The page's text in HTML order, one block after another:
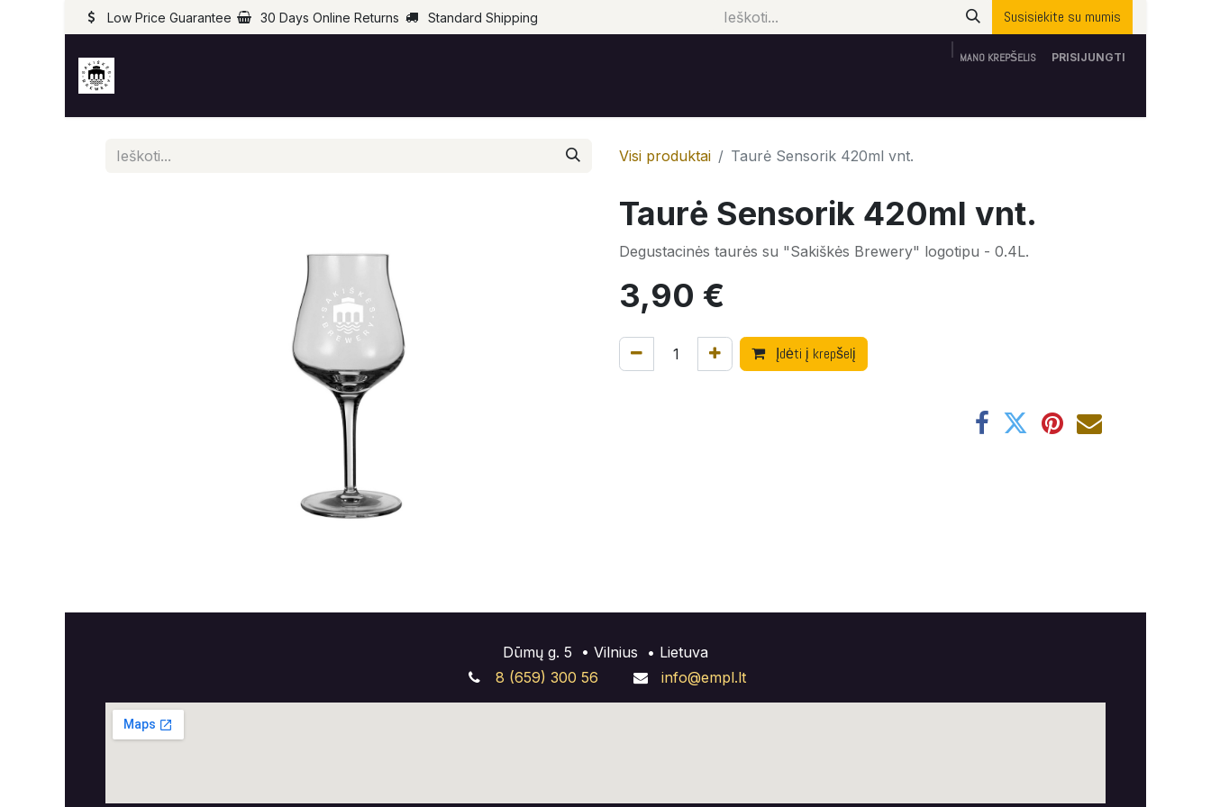
Low Price Guarantee 30 Days Online Returns Standard Shipping Susisiekite su mumis
MANO KREPŠELIS PRISIJUNGTI
Visi produktai Taurė Sensorik 420ml vnt.
Taurė Sensorik 420ml vnt.
Degustacinės taurės su "Sakiškės Brewery" logotipu - 0.4L.
3,90 €
Įdėti į krepšelį
Dūmų g. 5 • Vilnius
• Lietuva
8 (659) 300 56
info@empl.lt